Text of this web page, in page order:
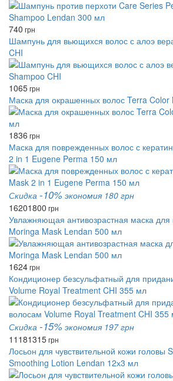
740 грн
Шампунь для вьющихся волос с алоэ
CHI
1065грн
Маска для окрашенных волос Terra
1836 грн
Маска для поврежденных волос с
2 in 1 Eugene Perma 150 мл
Скидка -10% экономия 180 грн
16201800 грн
Увлажняющая антивозрастная маска для
Moringa Mask Lendan 500 мл
1624грн
Кондиционер безсульфатный для
Volume Royal Treatment CHI 355 мл
Скидка -15% экономия 197 грн
11181315грн
Лосьон для чувствительной кожи головы
Smoothing Lotion Lendan 12х3 мл